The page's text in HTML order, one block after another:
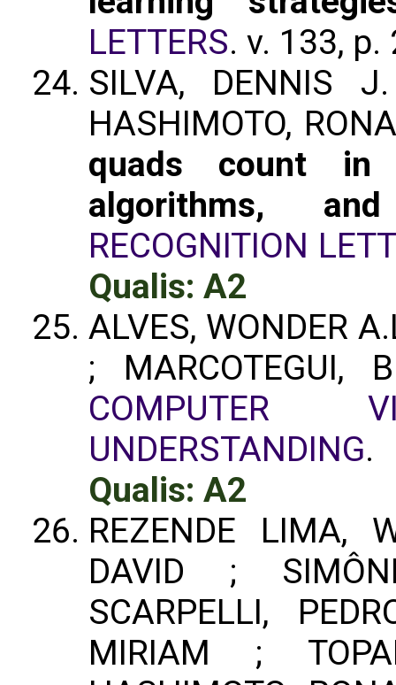
LETTERS. v. 133,
SILVA, DENNIS
HASHIMOTO,
quads count in
algorithms,
RECOGNITION
Qualis: A2
ALVES, WONDER
; MARCOTEGUI,
COMPUTER
UNDERSTANDING.
Qualis: A2
REZENDE LIMA,
DAVID ;
SCARPELLI,
MIRIAM ;